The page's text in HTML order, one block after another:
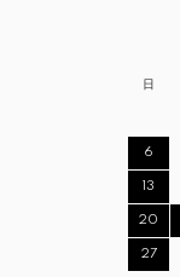
日
6
13
20
27